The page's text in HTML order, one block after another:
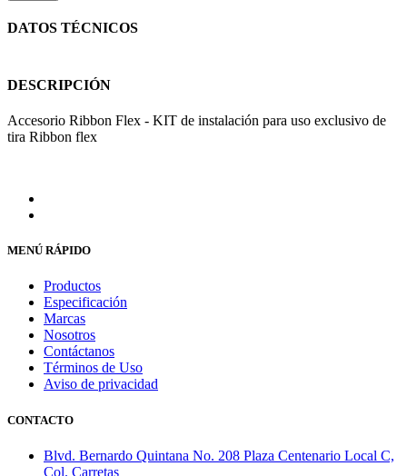
DATOS TÉCNICOS
DESCRIPCIÓN
Accesorio Ribbon Flex - KIT de instalación para uso exclusivo de
tira Ribbon flex
MENÚ RÁPIDO
Productos
Especificación
Marcas
Nosotros
Contáctanos
Términos de Uso
Aviso de privacidad
CONTACTO
Blvd. Bernardo Quintana No. 208 Plaza Centenario Local C,
Col. Carretas